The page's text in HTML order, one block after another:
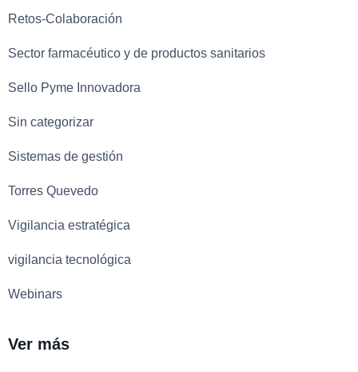
Retos-Colaboración
Sector farmacéutico y de productos sanitarios
Sello Pyme Innovadora
Sin categorizar
Sistemas de gestión
Torres Quevedo
Vigilancia estratégica
vigilancia tecnológica
Webinars
Ver más